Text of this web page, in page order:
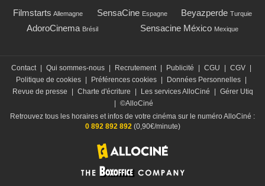
Filmstarts Allemagne SensaCine Espagne Beyazperde Turquie
AdoroCinema Brésil Sensacine México Mexique
Contact Qui sommes-nous Recrutement Publicité CGU CGV
Politique de cookies
Préférences cookies Données Personnelles
Revue de presse
Charte d'écriture Les services AlloCiné
Gérer Utiq
©AlloCiné
Retrouvez tous les horaires et infos de votre cinéma sur le numéro AlloCiné :
0 892 892 892(0,90€/minute)